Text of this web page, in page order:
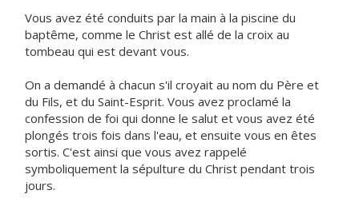
Vous avez été conduits par la main à la piscine du
baptême, comme le Christ est allé de la croix au
tombeau qui est devant vous.
On a demandé à chacun s'il croyait au nom du Père et
du Fils, et du Saint-Esprit. Vous avez proclamé la
confession de foi qui donne le salut et vous avez été
plongés trois fois dans l'eau, et ensuite vous en êtes
sortis. C'est ainsi que vous avez rappelé
symboliquement la sépulture du Christ pendant trois
jours.